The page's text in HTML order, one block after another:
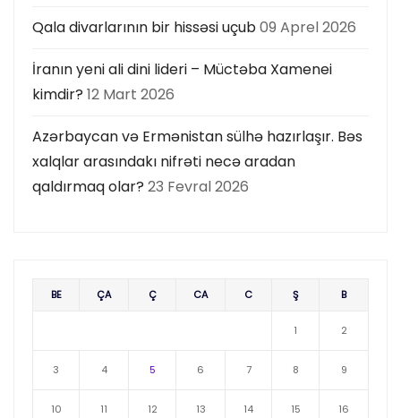
Qala divarlarının bir hissəsi uçub09 Aprel 2026
İranın yeni ali dini lideri – Müctəba Xamenei
kimdir? 12 Mart 2026
Azərbaycan və Ermənistan sülhə hazırlaşır. Bəs
xalqlar arasındakı nifrəti necə aradan
qaldırmaq olar? 23 Fevral 2026
BE ÇA Ç CA C Ş B
1 2
3 4 5 6 7 8 9
10 11 12 13 14 15 16